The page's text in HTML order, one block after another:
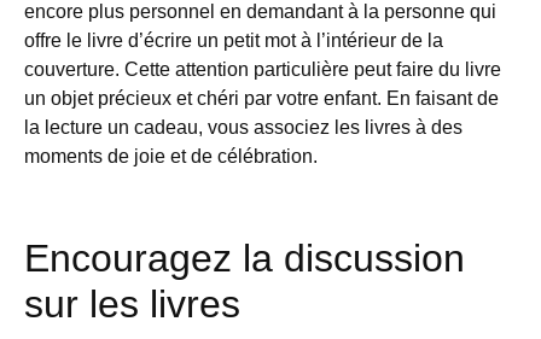
encore plus personnel en demandant à la personne qui
offre le livre d’écrire un petit mot à l’intérieur de la
couverture. Cette attention particulière peut faire du livre
un objet précieux et chéri par votre enfant. En faisant de
la lecture un cadeau, vous associez les livres à des
moments de joie et de célébration.
Encouragez la discussion
sur les livres